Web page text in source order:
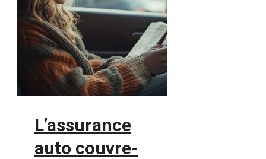
L’assurance
auto couvre-